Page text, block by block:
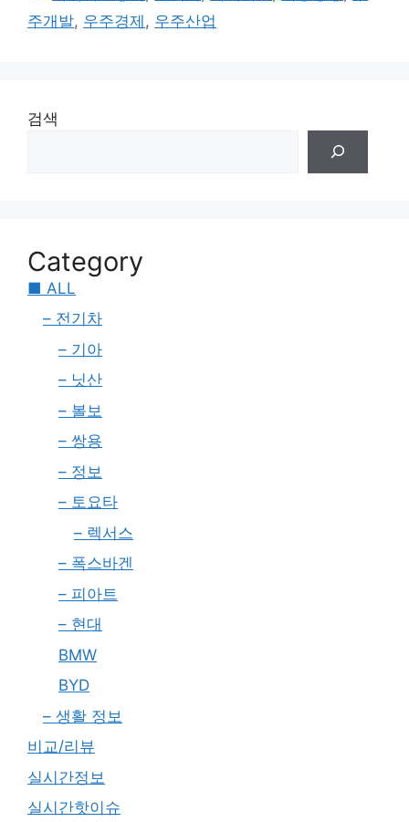
주개발, 우주경제 , 우주산업
검색
Category
■ ALL
– 전기차
– 기아
– 닛산
– 볼보
– 쌍용
– 정보
– 토요타
– 렉서스
– 폭스바겐
– 피아트
– 현대
BMW
BYD
– 생활 정보
비교/리뷰
실시간정보
실시간핫이슈